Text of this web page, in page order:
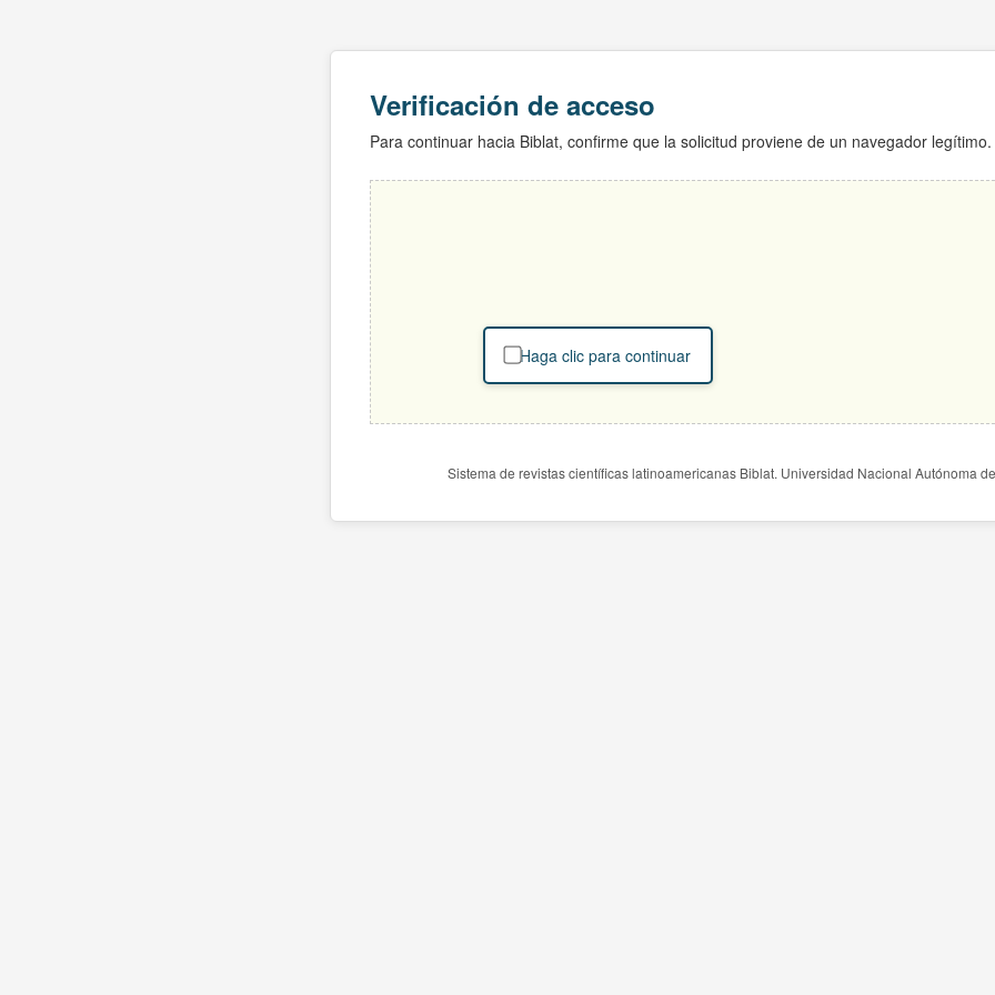
Verificación de acceso
Para continuar hacia Biblat, confirme que la solicitud proviene de un navegador legítimo.
Haga clic para continuar
Sistema de revistas científicas latinoamericanas Biblat. Universidad Nacional Autónoma